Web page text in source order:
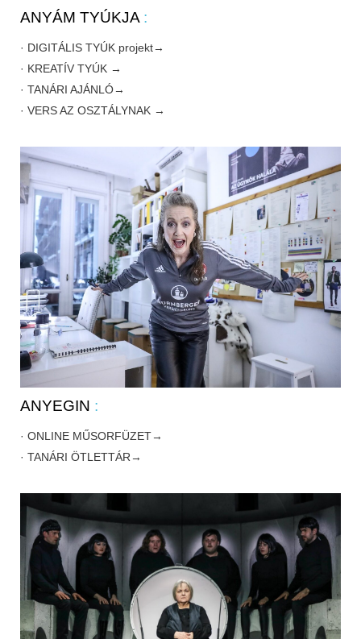
ANYÁM TYÚKJA :
· DIGITÁLIS TYÚK projekt→
· KREATÍV TYÚK →
· TANÁRI AJÁNLÓ→
· VERS AZ OSZTÁLYNAK →
ANYEGIN :
· ONLINE MŰSORFÜZET→
· TANÁRI ÖTLETTÁR→